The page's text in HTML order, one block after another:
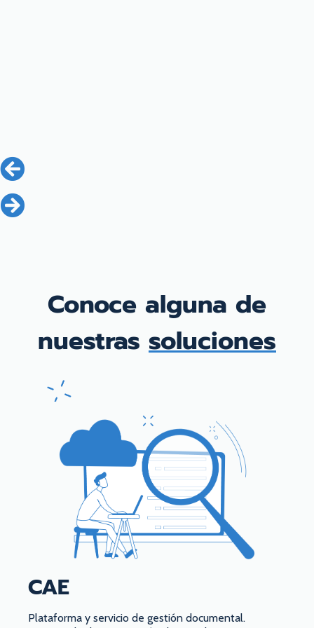
Conoce alguna de
nuestras soluciones
CAE
Plataforma y servicio de gestión documental.